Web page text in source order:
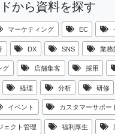
から資料を探す
マーケティング EC
DX SNS 業務
グ 店舗集客 採用
経理 分析 研修
イベント カスタマーサポー
ェクト管理 福利厚生